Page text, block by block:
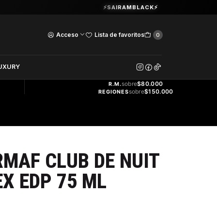
Acceso Lista de favoritos 0
Guardia Vieja 202. Oficina 102.Ver Horarios
⚡SAIRAMBLACK⚡
GRATIS
R.M.sobre$80.000
REGIONESsobre$150.000
CLUB DE NUIT
EDP 75 ML